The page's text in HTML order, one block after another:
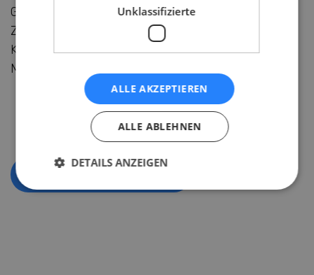
Generation von Ärzt:innen gelingen kann. Ein
Zauberwort ist dabei die Multichannel
Kommunikation, ein Begriff der eigentlich aus dem
Marketing kommt.
Unklassifizierte
ALLE AKZEPTIEREN
ALLE ABLEHNEN
DETAILS ANZEIGEN